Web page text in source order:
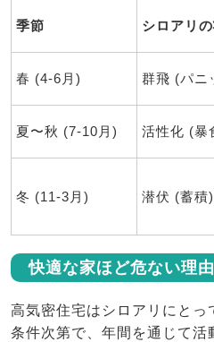
季節 シロアリ
春 (4-6月) 群飛 (パニ
夏〜秋 (7-10月) 活性化 (暴
冬 (11-3月) 潜伏 (蓄積)
快適な家ほど危ない理由
高気密住宅はシロアリにとっ
条件次第で、年間を通じて活